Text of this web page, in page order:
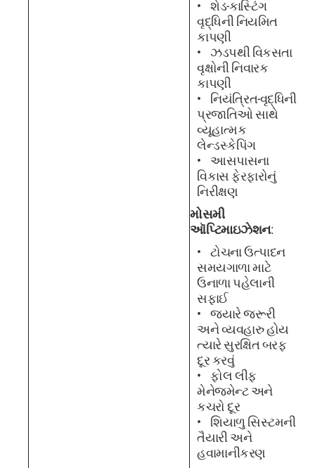
શેડ-કાસ્ટિંગ
વૃદ્ધિની નિયમિત
કાપણી
ઝડપથી વિકસતા
વૃક્ષોની નિવારક
કાપણી
નિયંત્રિત-વૃદ્ધિની
પ્રજાતિઓ સાથે
વ્યૂહાત્મક
લેન્ડસ્કેપિંગ
આસપાસના
વિકાસ ફેરફારોનું
નિરીક્ષણ
મોસમી
ઑપ્ટિમાઇઝેશન:
ટોચના ઉત્પાદન
સમયગાળા માટે
ઉનાળા પહેલાની
સફાઈ
જ્યારે જરૂરી
અને વ્યવહારુ હોય
ત્યારે સુરક્ષિત બરફ
દૂર કરવું
ફોલ લીફ
મેનેજમેન્ટ અને
કચરો દૂર
શિયાળુ સિસ્ટમની
તૈયારી અને
હવામાનીકરણ